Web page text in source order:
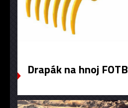
Drapák na hnoj FOTB